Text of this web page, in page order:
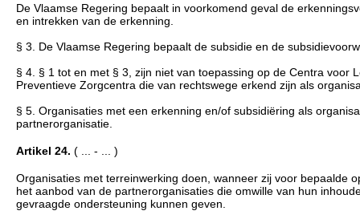
De Vlaamse Regering bepaalt in voorkomend geval de
en intrekken van de erkenning.
§ 3. De Vlaamse Regering bepaalt de subsidie en de
§ 4. § 1 tot en met § 3, zijn niet van toepassing op de Centra voor
Preventieve Zorgcentra die van rechtswege erkend zijn als
§ 5. Organisaties met een erkenning en/of subsidiëring als
partnerorganisatie.
Artikel 24. ( ... - ... )
Organisaties met terreinwerking doen, wanneer zij voor bepaalde
het aanbod van de partnerorganisaties die omwille van hun
gevraagde ondersteuning kunnen geven.